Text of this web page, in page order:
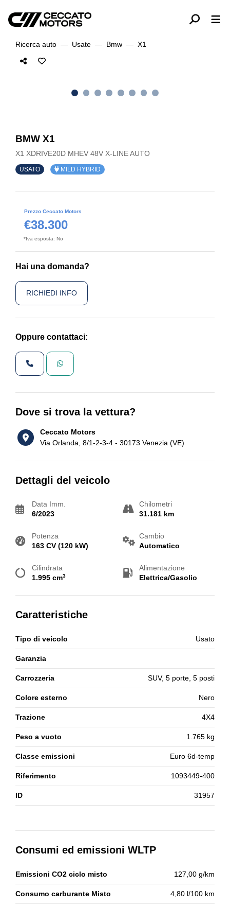
Ricerca auto Usate Bmw X1
BMW X1
X1 XDRIVE20D MHEV 48V X-LINE AUTO
USATO MILD HYBRID
Prezzo Ceccato Motors
€38.300
*Iva esposta: No
Hai una domanda?
RICHIEDI INFO
Oppure contattaci:
Dove si trova la vettura?
Ceccato Motors
Via Orlanda, 8/1-2-3-4 - 30173 Venezia (VE)
Dettagli del veicolo
Data Imm.
6/2023
Chilometri
31.181 km
Potenza
163 CV (120 kW)
Cambio
Automatico
Cilindrata
1.995 cm3
Alimentazione
Elettrica/Gasolio
Caratteristiche
Tipo di veicolo Usato
Garanzia
Carrozzeria SUV, 5 porte, 5 posti
Colore esterno Nero
Trazione 4X4
Peso a vuoto 1.765 kg
Classe emissioni Euro 6d-temp
Riferimento 1093449-400
ID 31957
Consumi ed emissioni WLTP
Emissioni CO2 ciclo misto 127,00 g/km
Consumo carburante Misto 4,80 l/100 km